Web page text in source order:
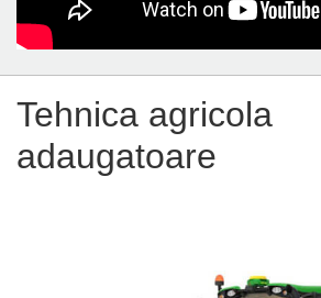
Tehnica agricola
adaugatoare